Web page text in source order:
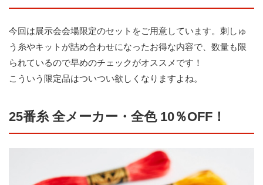
今回は展示会会場限定のセットをご用意しています。刺しゅ
う糸やキットが詰め合わせになったお得な内容で、数量も限
られているので早めのチェックがオススメです！
こういう限定品はついつい欲しくなりますよね。
25番糸 全メーカー・全色 10％OFF！